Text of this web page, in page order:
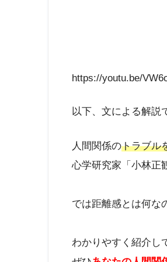
https://youtu.be/
以下、文による解説
人間関係のトラブル
心学研究家「小林正
では距離感とは何な
わかりやすく紹介し